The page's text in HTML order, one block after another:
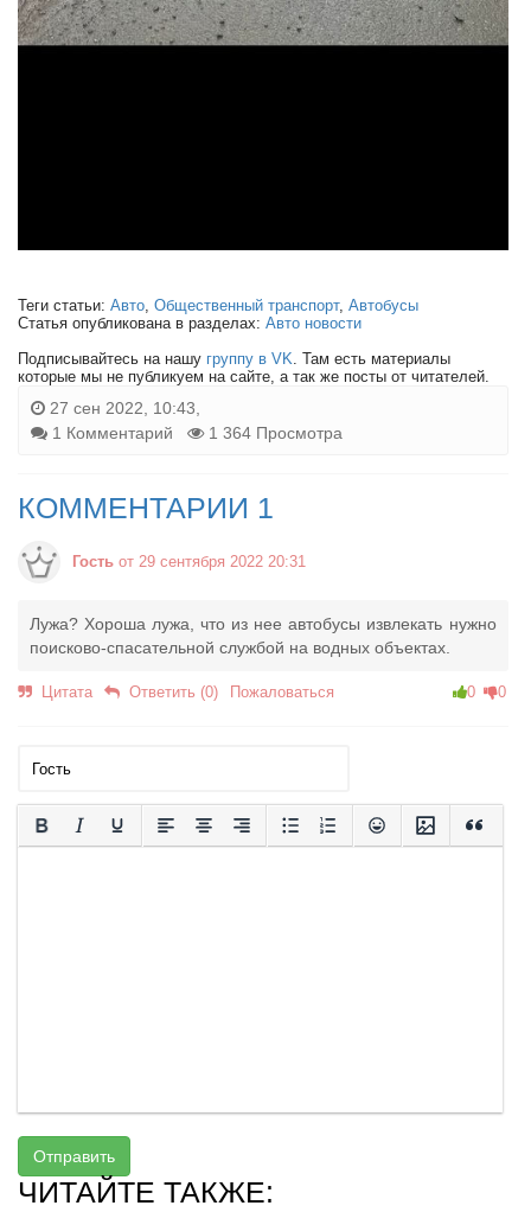
Теги статьи: Авто, Общественный транспорт, Автобусы
Статья опубликована в разделах: Авто новости
Подписывайтесь на нашу группу в VK. Там есть материалы
которые мы не публикуем на сайте, а так же посты от читателей.
27 сен 2022, 10:43,
1 Комментарий
1 364 Просмотра
КОММЕНТАРИИ 1
Гость от 29 сентября 2022 20:31
Лужа? Хороша лужа, что из нее автобусы извлекать нужно
поисково-спасательной службой на водных объектах.
Цитата Ответить (0) Пожаловаться 0 0
Отправить
ЧИТАЙТЕ ТАКЖЕ: